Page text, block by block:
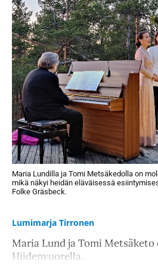
Maria Lundilla ja Tomi Metsäkedolla on
mikä näkyi heidän eläväisessä
Folke Gräsbeck.
Lumimarja Tirronen
Maria Lund ja Tomi
Hiidenvuorella.